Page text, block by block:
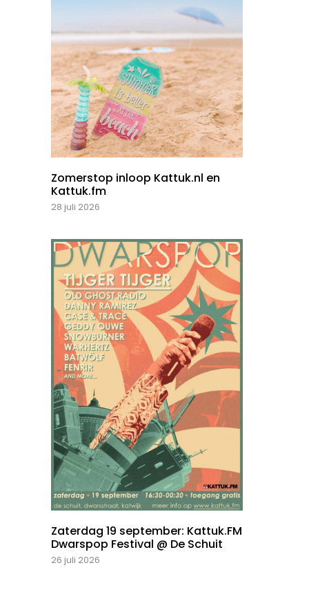
Zomerstop inloop Kattuk.nl en
Kattuk.fm
28 juli 2026
Zaterdag 19 september: Kattuk.FM
Dwarspop Festival @ De Schuit
26 juli 2026